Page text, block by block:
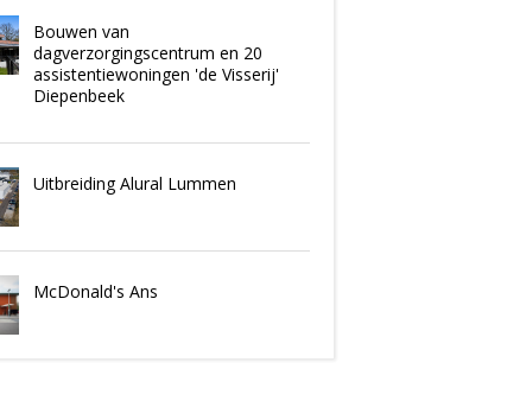
Bouwen van
dagverzorgingscentrum en 20
assistentiewoningen 'de Visserij'
Diepenbeek
Uitbreiding Alural Lummen
McDonald's Ans